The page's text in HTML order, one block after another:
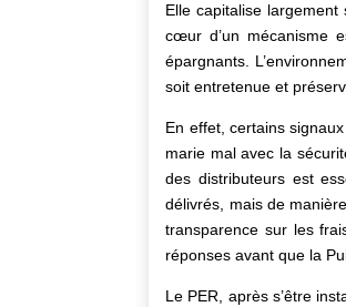
Elle capitalise
cœur d’un mécanisme
épargnants.
soit entretenue et
En effet, certains
marie mal avec la
des distributeurs est
délivrés, mais de
transparence sur les
réponses avant que la
Le PER, après s’être